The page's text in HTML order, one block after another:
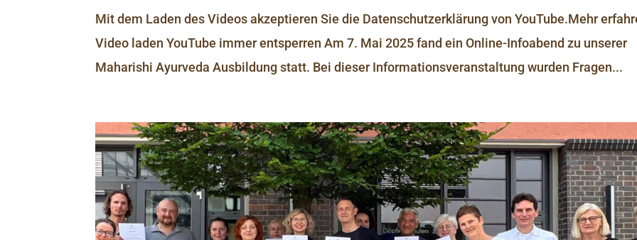
Mit dem Laden des Videos akzeptieren Sie die Datenschutzerklärung von YouTube.Mehr
Video laden YouTube immer entsperren Am 7. Mai 2025 fand ein Online-Infoabend zu unserer
Maharishi Ayurveda Ausbildung statt. Bei dieser Informationsveranstaltung wurden Fragen...